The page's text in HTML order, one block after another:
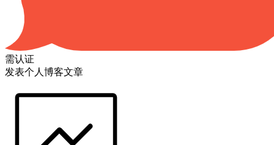
需认证
发表个人博客文章